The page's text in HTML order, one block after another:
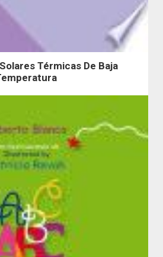
Térmicas De Baja